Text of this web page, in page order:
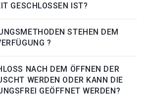
GESCHLOSSEN IST?
STEHEN DEM
?
NACH DEM ÖFFNEN DER
WERDEN ODER KANN DIE
GEÖFFNET WERDEN?